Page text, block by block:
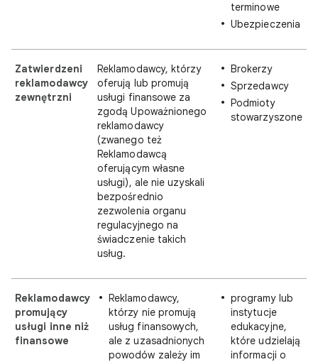
terminowe
Ubezpieczenia
Zatwierdzeni
reklamodawcy
zewnętrzni
Reklamodawcy, którzy
oferują lub promują
usługi finansowe za
zgodą Upoważnionego
reklamodawcy
(zwanego też
Reklamodawcą
oferującym własne
usługi), ale nie uzyskali
bezpośrednio
zezwolenia organu
regulacyjnego na
świadczenie takich
usług.
Brokerzy
Sprzedawcy
Podmioty
stowarzyszone
Reklamodawcy
promujący
usługi inne niż
finansowe
Reklamodawcy,
którzy nie promują
usług finansowych,
ale z uzasadnionych
powodów zależy im
programy lub
instytucje
edukacyjne,
które udzielają
informacji o